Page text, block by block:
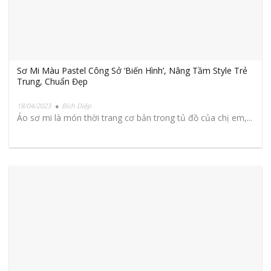
Sơ Mi Màu Pastel Công Sở ‘Biến Hình’, Nâng Tầm Style Trẻ
Trung, Chuẩn Đẹp
18/04/2023 Bích Diệp
Áo sơ mi là món thời trang cơ bản trong tủ đồ của chị em,...